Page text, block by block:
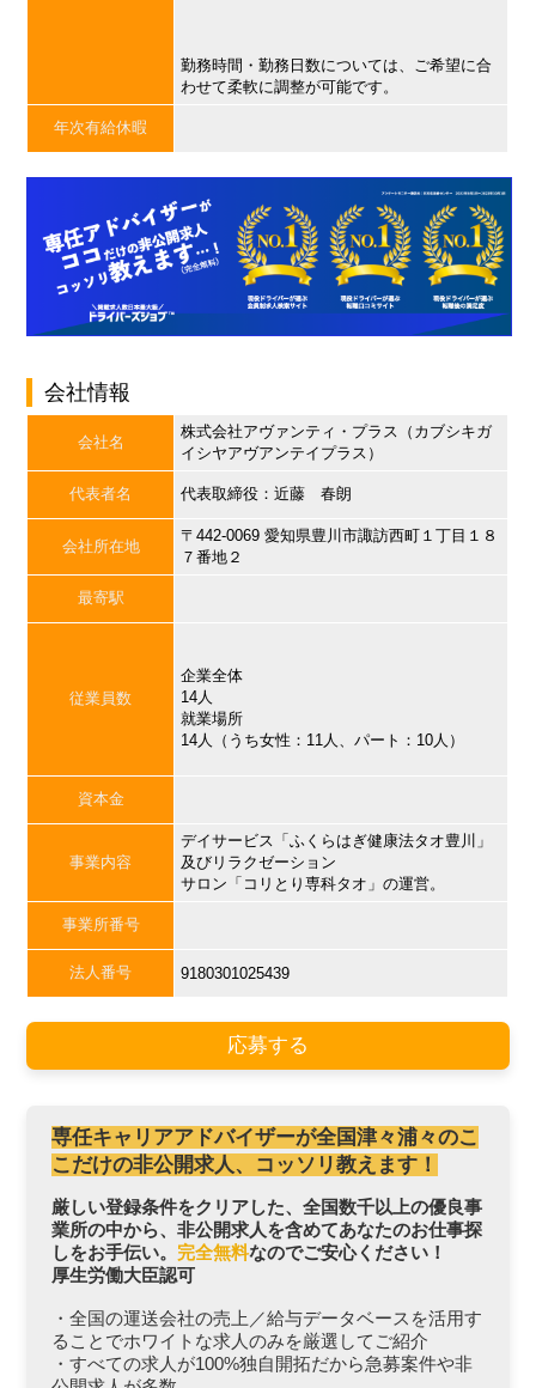
勤務時間・勤務日数については、ご希望に合
わせて柔軟に調整が可能です。
年次有給休暇
会社情報
会社名
株式会社アヴァンティ・プラス（カブシキガ
イシヤアヴアンテイプラス）
代表者名 代表取締役：近藤 春朗
会社所在地
〒442-0069 愛知県豊川市諏訪西町１丁目１８
７番地２
最寄駅
従業員数
企業全体
14人
就業場所
14人（うち女性：11人、パート：10人）
資本金
事業内容
デイサービス「ふくらはぎ健康法タオ豊川」
及びリラクゼーション
サロン「コリとり専科タオ」の運営。
事業所番号
法人番号 9180301025439
応募する
専任キャリアアドバイザーが全国津々浦々のこ
こだけの非公開求人、コッソリ教えます！
厳しい登録条件をクリアした、全国数千以上の優良事
業所の中から、非公開求人を含めてあなたのお仕事探
しをお手伝い。 完全無料なのでご安心ください！
厚生労働大臣認可
・全国の運送会社の売上／給与データベースを活用す
ることでホワイトな求人のみを厳選してご紹介
・すべての求人が100%独自開拓だから急募案件や非